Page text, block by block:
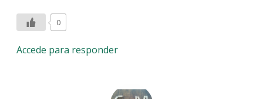
0
Accede para responder